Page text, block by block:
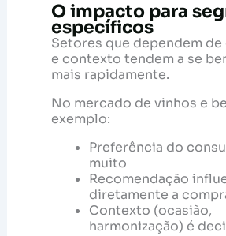
O impacto para
específicos
Setores que dependem
e contexto tendem a se
mais rapidamente.
No mercado de vinhos e
exemplo:
Preferência do
muito
Recomendação
diretamente a
Contexto (ocasião,
harmonização) é